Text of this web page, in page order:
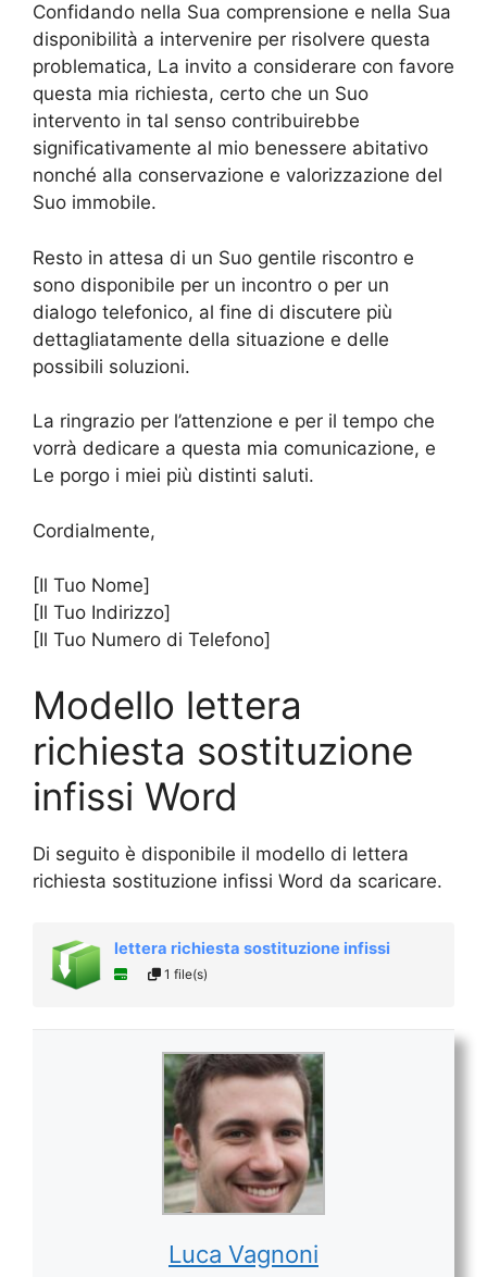
Confidando nella Sua comprensione e nella Sua
disponibilità a intervenire per risolvere questa
problematica, La invito a considerare con favore
questa mia richiesta, certo che un Suo
intervento in tal senso contribuirebbe
significativamente al mio benessere abitativo
nonché alla conservazione e valorizzazione del
Suo immobile.
Resto in attesa di un Suo gentile riscontro e
sono disponibile per un incontro o per un
dialogo telefonico, al fine di discutere più
dettagliatamente della situazione e delle
possibili soluzioni.
La ringrazio per l’attenzione e per il tempo che
vorrà dedicare a questa mia comunicazione, e
Le porgo i miei più distinti saluti.
Cordialmente,
[Il Tuo Nome]
[Il Tuo Indirizzo]
[Il Tuo Numero di Telefono]
Modello lettera
richiesta sostituzione
infissi Word
Di seguito è disponibile il modello di lettera
richiesta sostituzione infissi Word da scaricare.
lettera richiesta sostituzione infissi
1 file(s)
Luca Vagnoni